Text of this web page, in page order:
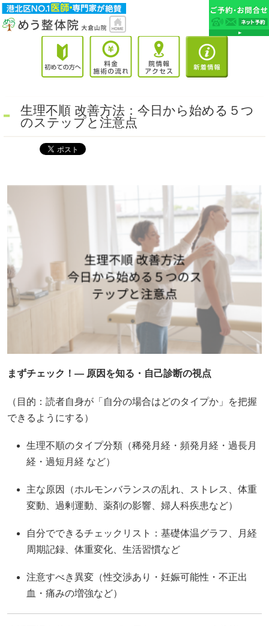
生理不順 改善方法：今日から始める５つ
のステップと注意点
まずチェック！— 原因を知る・自己診断の視点
（目的：読者自身が「自分の場合はどのタイプか」を把握
できるようにする）
生理不順のタイプ分類（稀発月経・頻発月経・過長月
経・過短月経 など）
主な原因（ホルモンバランスの乱れ、ストレス、体重
変動、過剰運動、薬剤の影響、婦人科疾患など）
自分でできるチェックリスト：基礎体温グラフ、月経
周期記録、体重変化、生活習慣など
注意すべき異変（性交渉あり・妊娠可能性・不正出
血・痛みの増強など）